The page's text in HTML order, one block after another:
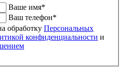
Ваше имя*
Ваш телефон*
обработку Персональных
конфиденциальности и